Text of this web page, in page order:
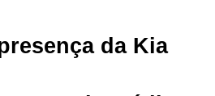
da Kia